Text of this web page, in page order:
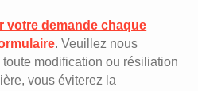
votre demande chaque
. Veuillez nous
modification ou résiliation
vous éviterez la
boulangers